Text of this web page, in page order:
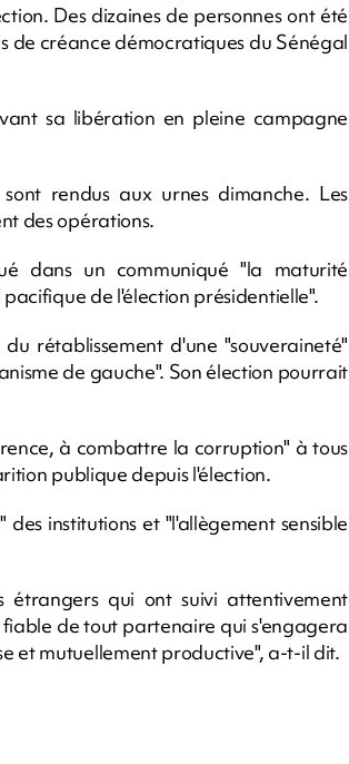
Des dizaines de personnes ont été
de créance démocratiques du Sénégal
sa libération en pleine campagne
rendus aux urnes dimanche. Les
des opérations.
dans un communiqué "la maturité
de l'élection présidentielle".
rétablissement d'une "souveraineté"
de gauche". Son élection pourrait
à combattre la corruption" à tous
publique depuis l'élection.
institutions et "l'allègement sensible
étrangers qui ont suivi attentivement
de tout partenaire qui s'engagera
et mutuellement productive", a-t-il dit.